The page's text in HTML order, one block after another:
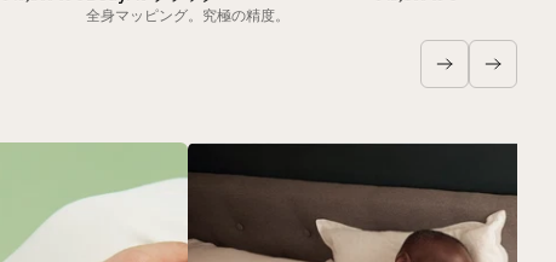
全身マッピング。究極の精度。